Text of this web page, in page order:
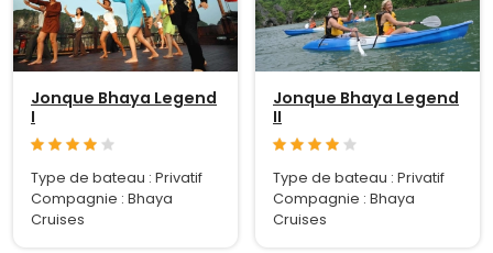
Jonque Bhaya Legend
I
Type de bateau : Privatif
Compagnie : Bhaya
Cruises
Jonque Bhaya Legend
II
Type de bateau : Privatif
Compagnie : Bhaya
Cruises